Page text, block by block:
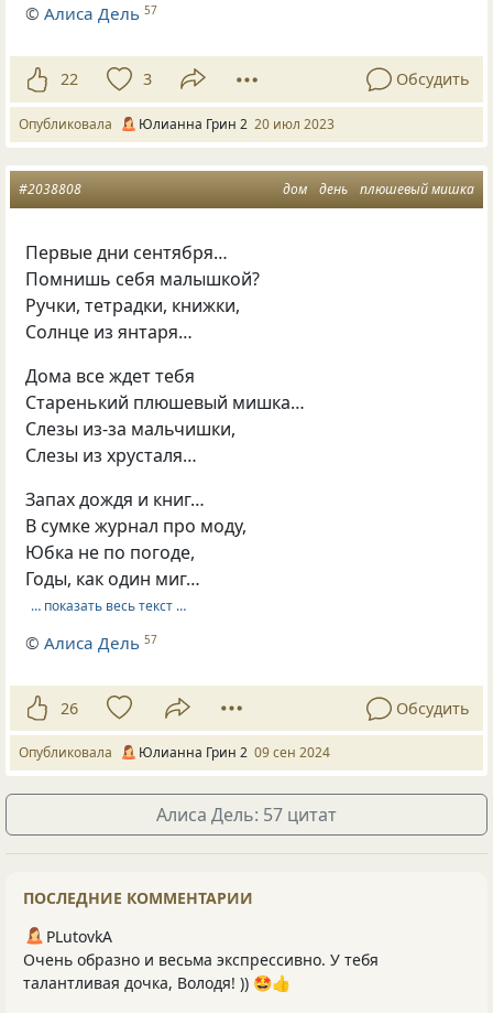
©Алиса Дель 57
22 3 Обсудить
Опубликовала Юлианна Грин 2 20 июл 2023
дом день плюшевый мишка
#2038808
Первые дни сентября…
Помнишь себя малышкой?
Ручки, тетрадки, книжки,
Солнце из янтаря…
Дома все ждет тебя
Старенький плюшевый мишка…
Слезы из-за мальчишки,
Слезы из хрусталя…
Запах дождя и книг…
В сумке журнал про моду,
Юбка не по погоде,
Годы, как один миг…
… показать весь текст …
©Алиса Дель 57
26 Обсудить
Опубликовала Юлианна Грин 2 09 сен 2024
Алиса Дель: 57 цитат
ПОСЛЕДНИЕ КОММЕНТАРИИ
PLutоvkА
Очень образно и весьма экспрессивно. У тебя
талантливая дочка, Володя! )) 🤩👍